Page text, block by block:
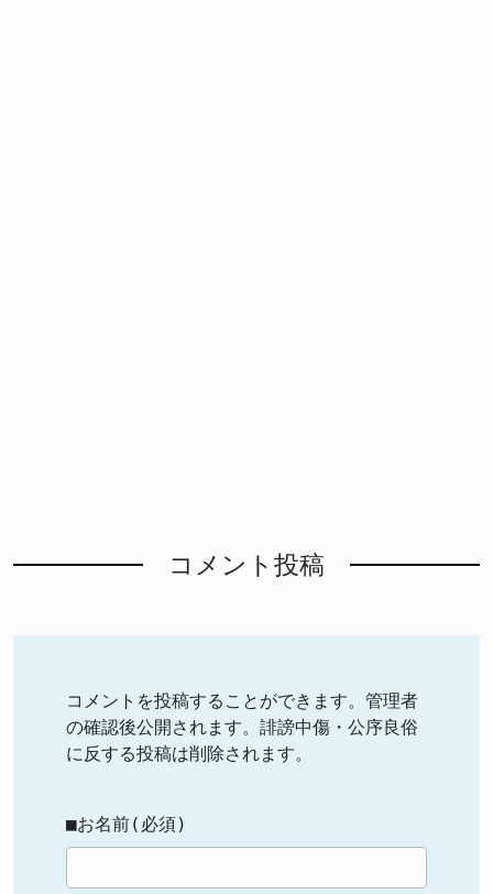
コメント投稿
コメントを投稿することができます。管理者
の確認後公開されます。誹謗中傷・公序良俗
に反する投稿は削除されます。
■お名前(必須)